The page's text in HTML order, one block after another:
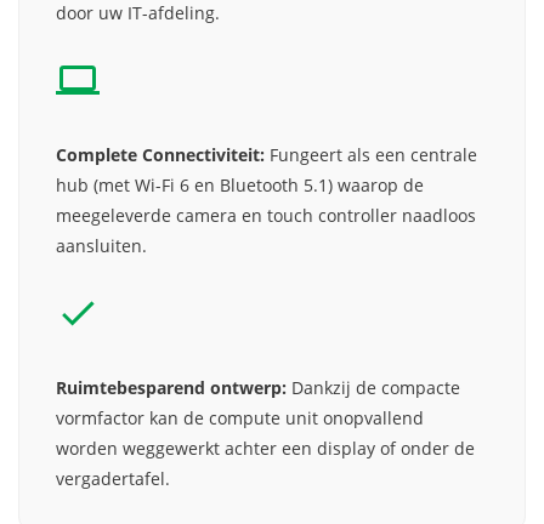
door uw IT-afdeling.
Complete Connectiviteit: Fungeert als een centrale
hub (met Wi-Fi 6 en Bluetooth 5.1) waarop de
meegeleverde camera en touch controller naadloos
aansluiten.
Ruimtebesparend ontwerp: Dankzij de compacte
vormfactor kan de compute unit onopvallend
worden weggewerkt achter een display of onder de
vergadertafel.